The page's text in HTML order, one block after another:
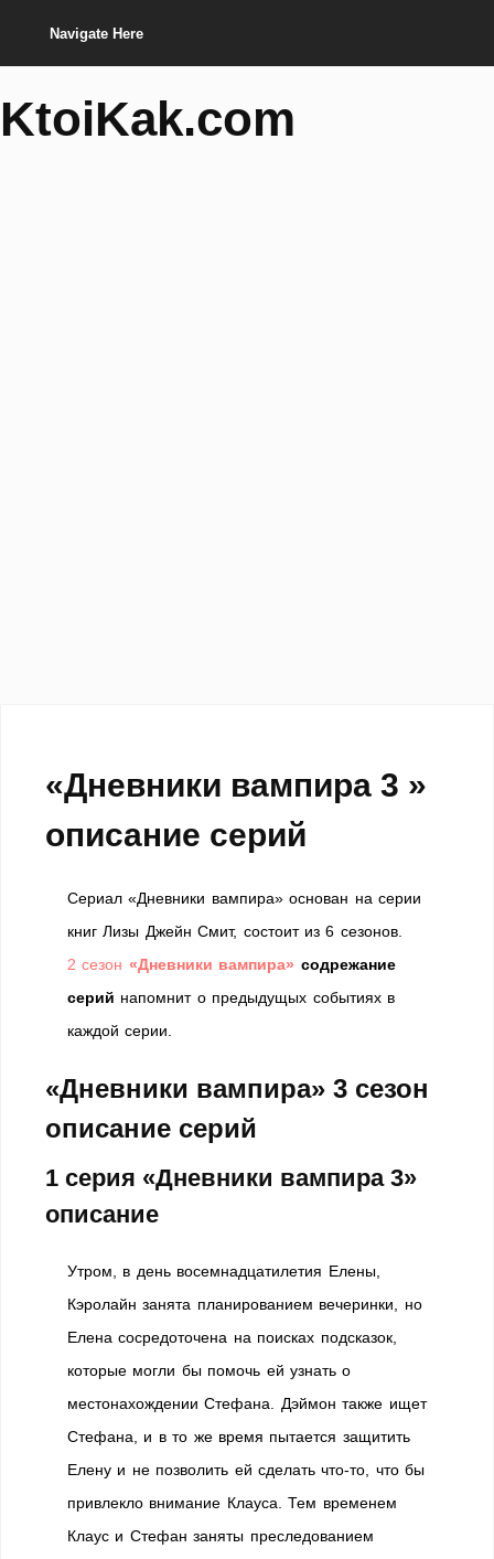
Navigate Here
KtoiKak.com
«Дневники вампира 3 »
описание серий
Сериал «Дневники вампира» основан на серии
книг Лизы Джейн Смит, состоит из 6 сезонов.
2 сезон «Дневники вампира» содрежание
серий напомнит о предыдущых событиях в
каждой серии.
«Дневники вампира» 3 сезон
описание серий
1 серия «Дневники вампира 3»
описание
Утром, в день восемнадцатилетия Елены,
Кэролайн занята планированием вечеринки, но
Елена сосредоточена на поисках подсказок,
которые могли бы помочь ей узнать о
местонахождении Стефана. Дэймон также ищет
Стефана, и в то же время пытается защитить
Елену и не позволить ей сделать что-то, что бы
привлекло внимание Клауса. Тем временем
Клаус и Стефан заняты преследованием